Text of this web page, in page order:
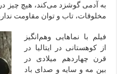
به آدمی گوشزد می‌کند، هیچ چیز
مخلوقات، تاب و توان مقاومت
فیلم با نماهایی وهم‌انگیز
از کوهستانی در ایتالیا در
قرن چهاردهم میلادی در
بین مه و سایه و صدای باد